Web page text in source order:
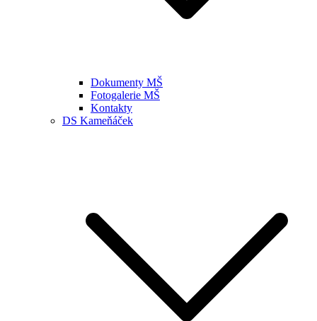
Dokumenty MŠ
Fotogalerie MŠ
Kontakty
DS Kameňáček